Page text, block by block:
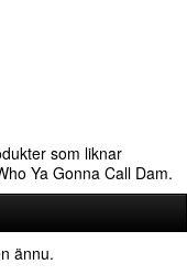
som liknar
Ya Gonna Call Dam.
ännu.